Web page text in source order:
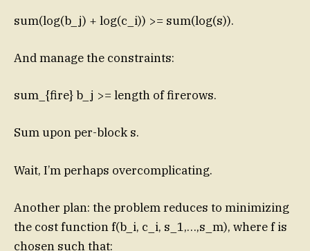
sum(log(b_j) + log(c_i)) >= sum(log(s)).
And manage the constraints:
sum_{fire} b_j >= length of firerows.
Sum upon per-block s.
Wait, I’m perhaps overcomplicating.
Another plan: the problem reduces to minimizing
the cost function f(b_i, c_i, s_1,…,s_m), where f is
chosen such that: